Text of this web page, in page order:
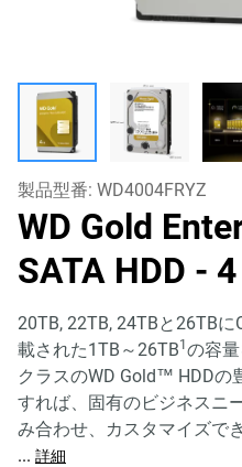
製品型番: WD4004FRYZ
WD Gold
SATA HDD -
20TB, 22TB, 24TBと26TB
載された1TB～26TB1 の容
クラスのWD Gold™ HDDの
すれば、固有のビジネスニ
み合わせ、カスタマイズで
... 詳細